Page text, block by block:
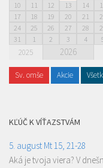
10
11 12 13 14
17
18 19 20 21
24
25 26 27 28
31
1 2 3 4
2025 2026
Sv. omše Akcie
KĽÚČ K VÍŤAZSTVÁM
5. august Mt 15, 21-28
Aká je tvoja viera? V